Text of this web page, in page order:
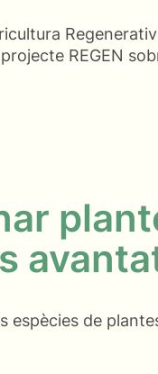
REGEN
espècies de